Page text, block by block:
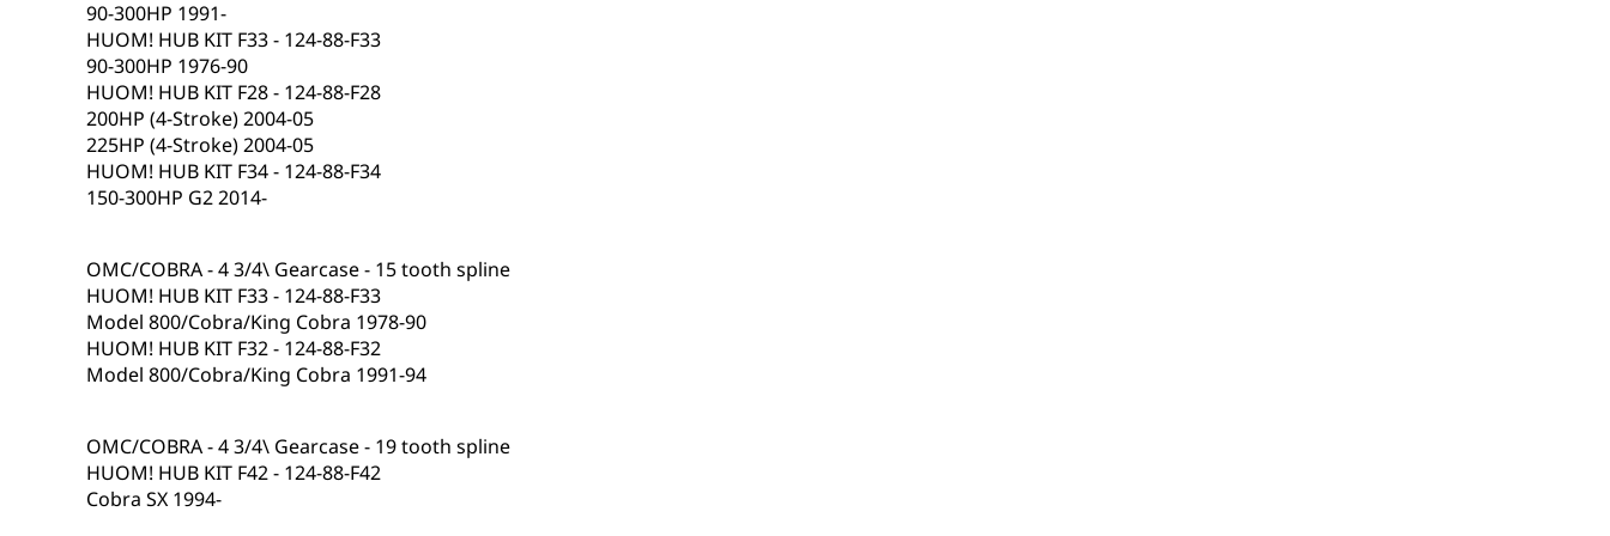
90-300HP 1991-
HUOM! HUB KIT F33 - 124-88-F33
90-300HP 1976-90
HUOM! HUB KIT F28 - 124-88-F28
200HP (4-Stroke) 2004-05
225HP (4-Stroke) 2004-05
HUOM! HUB KIT F34 - 124-88-F34
150-300HP G2 2014-
OMC/COBRA - 4 3/4\ Gearcase - 15 tooth spline
HUOM! HUB KIT F33 - 124-88-F33
Model 800/Cobra/King Cobra 1978-90
HUOM! HUB KIT F32 - 124-88-F32
Model 800/Cobra/King Cobra 1991-94
OMC/COBRA - 4 3/4\ Gearcase - 19 tooth spline
HUOM! HUB KIT F42 - 124-88-F42
Cobra SX 1994-